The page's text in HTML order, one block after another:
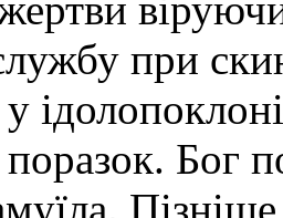
при
поразок. Бог